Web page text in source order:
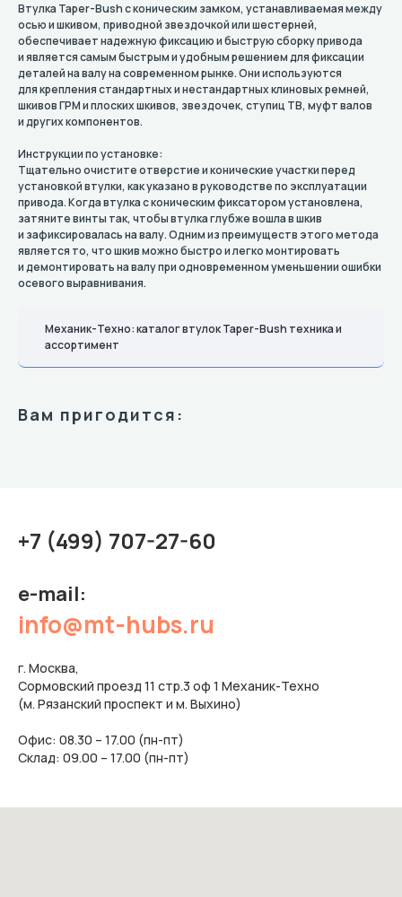
Втулка Taper-Bush с коническим замком, устанавливаемая между
осью и шкивом, приводной звездочкой или шестерней,
обеспечивает надежную фиксацию и быструю сборку привода
и является самым быстрым и удобным решением для фиксации
деталей на валу на современном рынке. Они используются
для крепления стандартных и нестандартных клиновых ремней,
шкивов ГРМ и плоских шкивов, звездочек, ступиц TB, муфт валов
и других компонентов.
Инструкции по установке:
Тщательно очистите отверстие и конические участки перед
установкой втулки, как указано в руководстве по эксплуатации
привода. Когда втулка с коническим фиксатором установлена,
затяните винты так, чтобы втулка глубже вошла в шкив
и зафиксировалась на валу. Одним из преимуществ этого метода
является то, что шкив можно быстро и легко монтировать
и демонтировать на валу при одновременном уменьшении ошибки
осевого выравнивания.
Механик-Техно: каталог втулок Taper-Bush техника и
ассортимент
Вам пригодится:
+7 (499) 707-27-60
e-mail:
info@mt-hubs.ru
г. Москва,
Сормовский проезд 11 стр.3 оф 1 Механик-Техно
(м. Рязанский проспект и м. Выхино)
Офис: 08.30 – 17.00 (пн-пт)
Склад: 09.00 – 17.00 (пн-пт)